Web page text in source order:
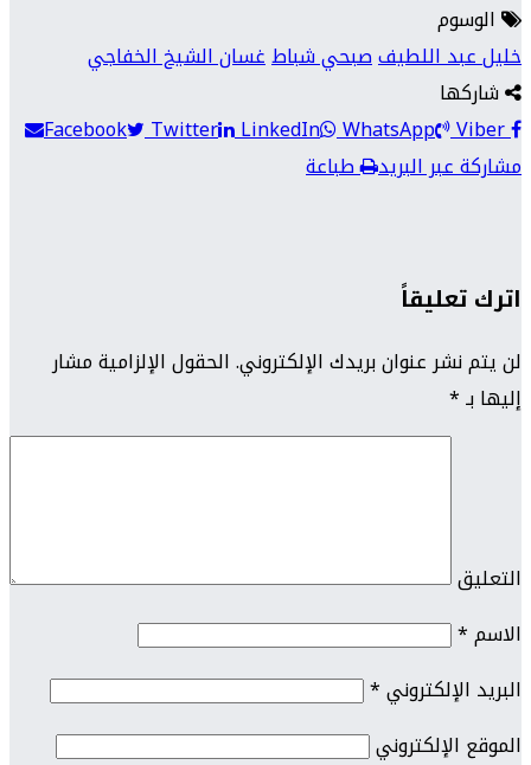
الوسوم
خليل عبد اللطيفصبحي شباطغسان الشيخ الخفاجي
شاركها
Facebook
Twitter LinkedIn WhatsApp Viber
مشاركة عبر البريد
طباعة
اترك تعليقاً
لن يتم نشر عنوان بريدك الإلكتروني.الحقول الإلزامية مشار
إليها بـ*
التعليق
الاسم*
البريد الإلكتروني*
الموقع الإلكتروني